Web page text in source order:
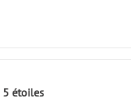
5 étoiles